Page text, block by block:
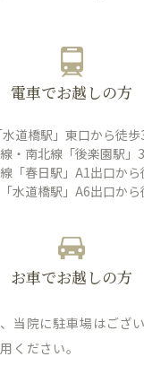
電車でお越しの方
道橋駅」東口から徒歩
・南北線「後楽園駅」
「春日駅」A1出口か
水道橋駅」A6出口か
お車でお越しの方
当院に駐車場はござ
ください。